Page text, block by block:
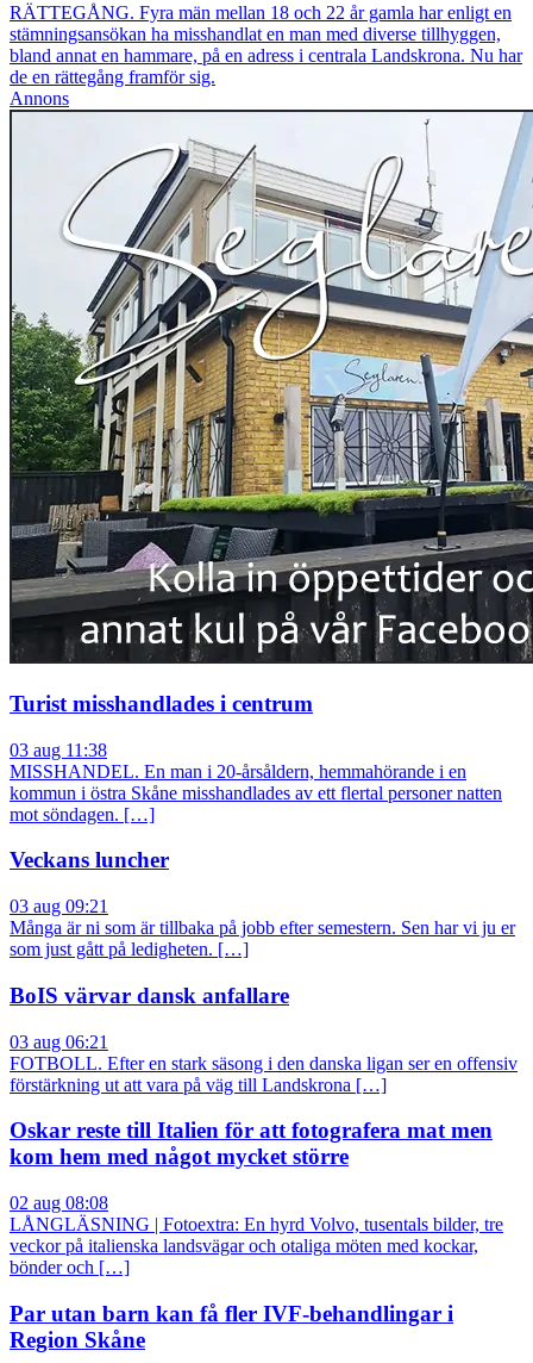
RÄTTEGÅNG. Fyra män mellan 18 och 22 år gamla har enligt en
stämningsansökan ha misshandlat en man med diverse tillhyggen,
bland annat en hammare, på en adress i centrala Landskrona. Nu har
de en rättegång framför sig.
Annons
Turist misshandlades i centrum
03 aug 11:38
MISSHANDEL. En man i 20-årsåldern, hemmahörande i en
kommun i östra Skåne misshandlades av ett flertal personer natten
mot söndagen. […]
Veckans luncher
03 aug 09:21
Många är ni som är tillbaka på jobb efter semestern. Sen har vi ju er
som just gått på ledigheten. […]
BoIS värvar dansk anfallare
03 aug 06:21
FOTBOLL. Efter en stark säsong i den danska ligan ser en offensiv
förstärkning ut att vara på väg till Landskrona […]
Oskar reste till Italien för att fotografera mat men
kom hem med något mycket större
02 aug 08:08
LÅNGLÄSNING | Fotoextra: En hyrd Volvo, tusentals bilder, tre
veckor på italienska landsvägar och otaliga möten med kockar,
bönder och […]
Par utan barn kan få fler IVF-behandlingar i
Region Skåne